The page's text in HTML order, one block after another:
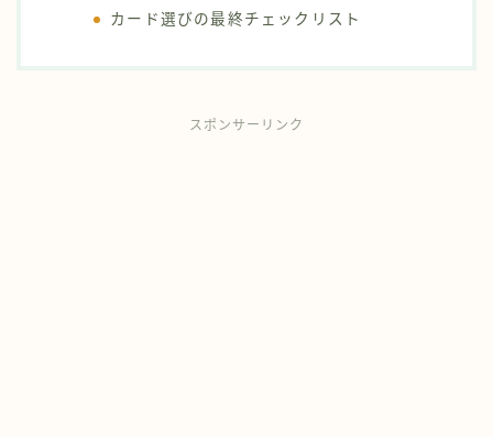
カード選びの最終チェックリスト
スポンサーリンク